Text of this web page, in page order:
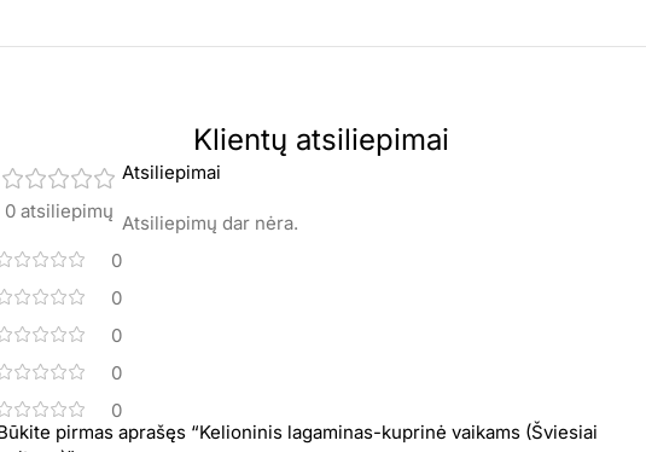
Klientų atsiliepimai
0 atsiliepimų
0
0
0
0
0
Atsiliepimai
Atsiliepimų dar nėra.
pirmas aprašęs “Kelioninis lagaminas-kuprinė vaikams (Šviesiai